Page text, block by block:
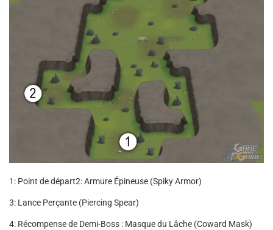
1: Point de départ2: Armure Épineuse (Spiky Armor)
3: Lance Perçante (Piercing Spear)
4: Récompense de Demi-Boss : Masque du Lâche (Coward Mask)